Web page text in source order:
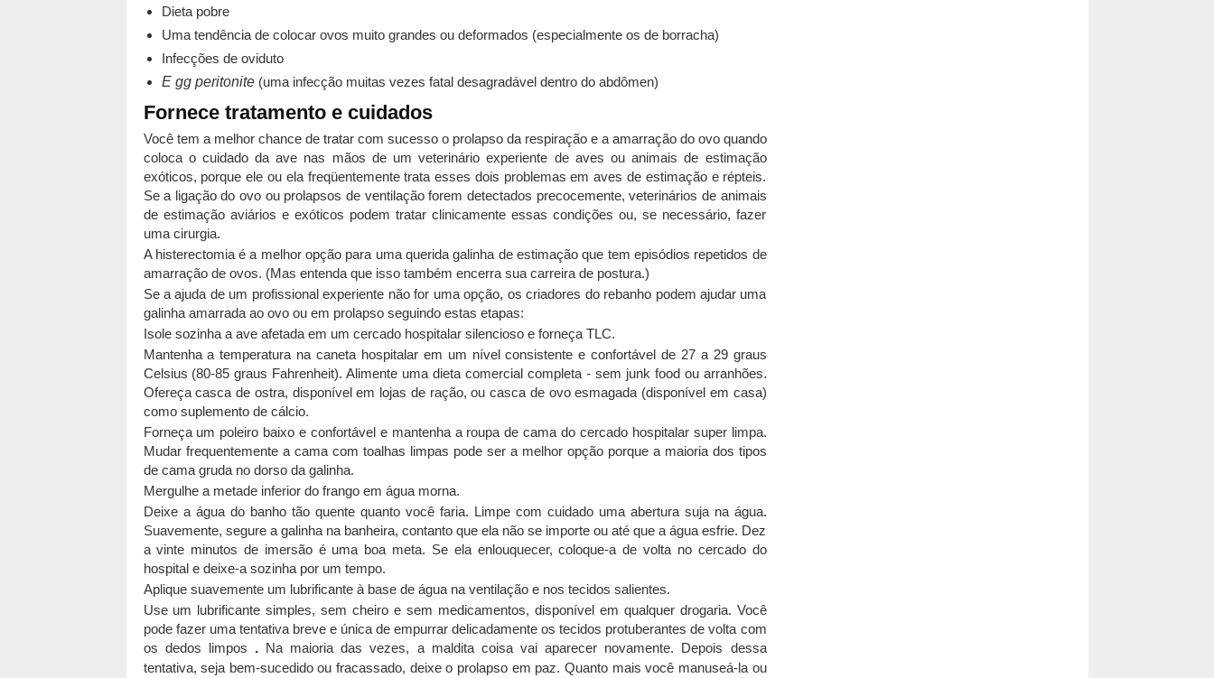
Dieta pobre
Uma tendência de colocar ovos muito grandes ou deformados (especialmente os de borracha)
Infecções de oviduto
E gg peritonite(uma infecção muitas vezes fatal desagradável dentro do abdômen)
Fornece tratamento e cuidados
Você tem a melhor chance de tratar com sucesso o prolapso da respiração e a amarração do ovo quando
coloca o cuidado da ave nas mãos de um veterinário experiente de aves ou animais de estimação
exóticos, porque ele ou ela freqüentemente trata esses dois problemas em aves de estimação e répteis.
Se a ligação do ovo ou prolapsos de ventilação forem detectados precocemente, veterinários de animais
de estimação aviários e exóticos podem tratar clinicamente essas condições ou, se necessário, fazer
uma cirurgia.
A histerectomia é a melhor opção para uma querida galinha de estimação que tem episódios repetidos de
amarração de ovos. (Mas entenda que isso também encerra sua carreira de postura.)
Se a ajuda de um profissional experiente não for uma opção, os criadores do rebanho podem ajudar uma
galinha amarrada ao ovo ou em prolapso seguindo estas etapas:
Isole sozinha a ave afetada em um cercado hospitalar silencioso e forneça TLC.
Mantenha a temperatura na caneta hospitalar em um nível consistente e confortável de 27 a 29 graus
Celsius (80-85 graus Fahrenheit). Alimente uma dieta comercial completa - sem junk food ou arranhões.
Ofereça casca de ostra, disponível em lojas de ração, ou casca de ovo esmagada (disponível em casa)
como suplemento de cálcio.
Forneça um poleiro baixo e confortável e mantenha a roupa de cama do cercado hospitalar super limpa.
Mudar frequentemente a cama com toalhas limpas pode ser a melhor opção porque a maioria dos tipos
de cama gruda no dorso da galinha.
Mergulhe a metade inferior do frango em água morna.
Deixe a água do banho tão quente quanto você faria. Limpe com cuidado uma abertura suja na água.
Suavemente, segure a galinha na banheira, contanto que ela não se importe ou até que a água esfrie. Dez
a vinte minutos de imersão é uma boa meta. Se ela enlouquecer, coloque-a de volta no cercado do
hospital e deixe-a sozinha por um tempo.
Aplique suavemente um lubrificante à base de água na ventilação e nos tecidos salientes.
Use um lubrificante simples, sem cheiro e sem medicamentos, disponível em qualquer drogaria. Você
pode fazer uma tentativa breve e única de empurrar delicadamente os tecidos protuberantes de volta com
os dedos limpos . Na maioria das vezes, a maldita coisa vai aparecer novamente. Depois dessa
tentativa, seja bem-sucedido ou fracassado, deixe o prolapso em paz. Quanto mais você manuseá-la ou